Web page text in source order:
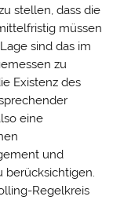
stellen, dass die
müssen
sind das im
zu
Existenz des
eine
und
berücksichtigen.
Regelkreis